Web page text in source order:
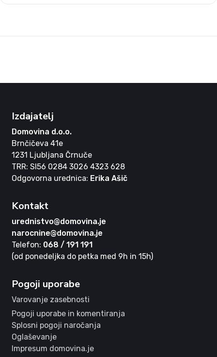
Izdajatelj
Domovina d.o.o.
Brnčičeva 41e
1231 Ljubljana Črnuče
TRR: SI56 0284 3026 4323 628
Odgovorna urednica: Erika Ašič
Kontakt
urednistvo@domovina.je
narocnine@domovina.je
Telefon: 068 / 191 191
(od ponedeljka do petka med 9h in 15h)
Pogoji uporabe
Varovanje zasebnosti
Pogoji uporabe in komentiranja
Splosni pogoji naročanja
Oglaševanje
Impresum domovina.je